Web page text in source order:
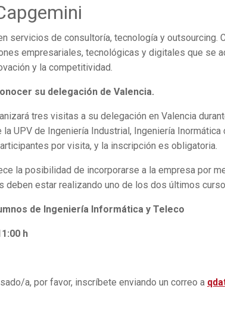
servicios de consultoría, tecnología y outsourcing.
empresariales, tecnológicas y digitales que se
y la competitividad.
su delegación de Valencia.
tres visitas a su delegación en Valencia
UPV de Ingeniería Industrial, Ingeniería
por visita, y la inscripción es obligatoria.
la posibilidad de incorporarse a la empresa por
deben estar realizando uno de los dos últimos
de Ingeniería Informática y Teleco
h
a, por favor, inscríbete enviando un correo a